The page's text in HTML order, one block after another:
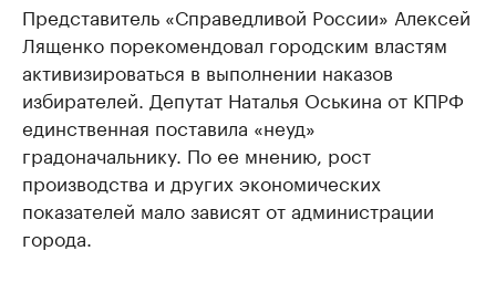
Представитель «Справедливой России» Алексей
Лященко порекомендовал городским властям
активизироваться в выполнении наказов
избирателей. Депутат Наталья Оськина от КПРФ
единственная поставила «неуд»
градоначальнику. По ее мнению, рост
производства и других экономических
показателей мало зависят от администрации
города.